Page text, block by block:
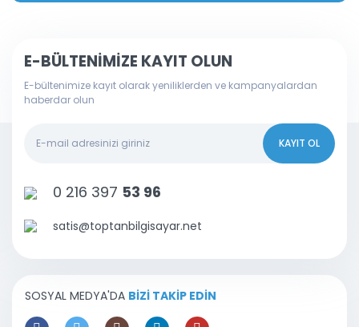
E-BÜLTENİMİZE KAYIT OLUN
E-bültenimize kayıt olarak yeniliklerden ve kampanyalardan
haberdar olun
KAYIT OL
0 216 397 53 96
satis@toptanbilgisayar.net
SOSYAL MEDYA'DA BİZİ TAKİP EDİN